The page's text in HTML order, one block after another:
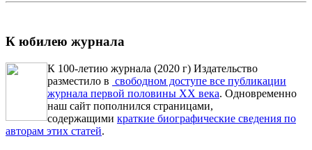
К юбилею журнала
К 100-летию журнала (2020 г) Издательство
разместило в свободном доступе все публикации
журнала первой половины ХХ века. Одновременно
наш сайт пополнился страницами,
содержащими краткие биографические сведения по
авторам этих статей.